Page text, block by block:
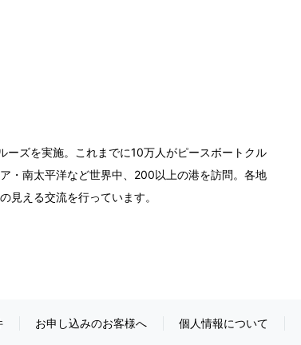
ズを実施。これまでに10万人がピースボートクル
・南太平洋など世界中、200以上の港を訪問。各地
見える交流を行っています。
お申し込みのお客様へ 個人情報について